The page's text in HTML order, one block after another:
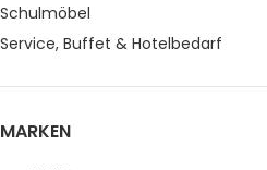
Schulmöbel
Service, Buffet & Hotelbedarf
MARKEN